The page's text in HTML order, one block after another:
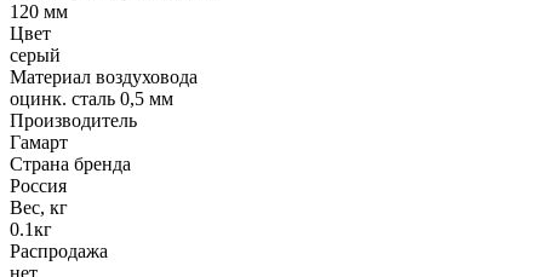
120 мм
Цвет
серый
Материал воздуховода
оцинк. сталь 0,5 мм
Производитель
Гамарт
Страна бренда
Россия
Вес, кг
0.1кг
Распродажа